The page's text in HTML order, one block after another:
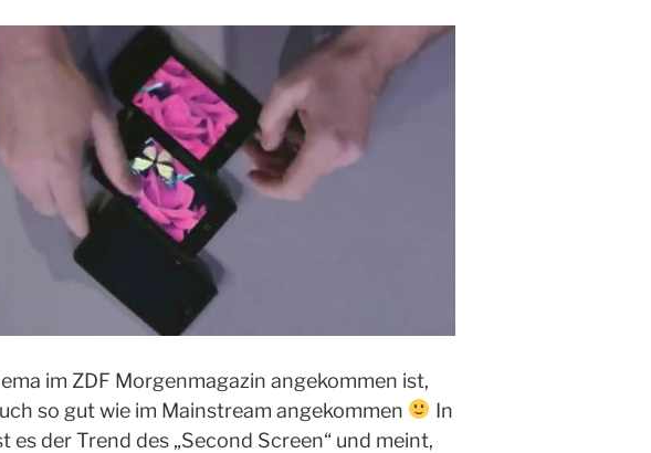
im ZDF Morgenmagazin angekommen ist,
so gut wie im Mainstream angekommen
In
es der Trend des „Second Screen“ und meint,